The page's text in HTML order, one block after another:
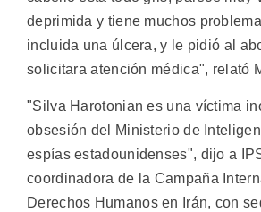
deprimida y tiene muchos
incluida una úlcera, y le pidió al
solicitara atención médica", relató
"Silva Harotonian es una víctima
obsesión del Ministerio de
espías estadounidenses", dijo a
coordinadora de la Campaña
Derechos Humanos en Irán, con